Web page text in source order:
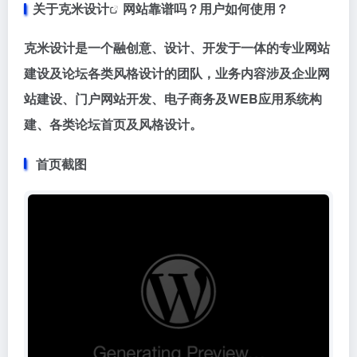
关于克米设计 网站靠谱吗？用户如何使用？
克米设计是一个融创意、设计、开发于一体的专业网站
建设及论坛各类风格设计的团队，业务内容涉及企业网
站建设、门户网站开发、电子商务及WEB应用系统构
建、各类论坛首页及风格设计。
首页截图